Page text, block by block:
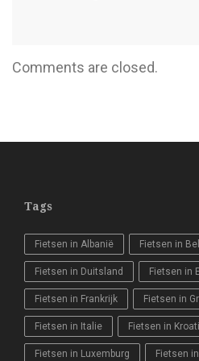
Comments are closed.
Tags
Fietsen in Albanië Fietsen in
Fietsen in Duitsland Fietsen in
Fietsen in Frankrijk Fietsen in
Fietsen in Italie Fietsen in
Fietsen in Luxemburg Fietsen